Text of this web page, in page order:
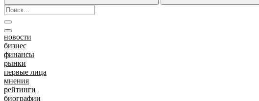
новости
бизнес
финансы
рынки
первые лица
мнения
рейтинги
биографии